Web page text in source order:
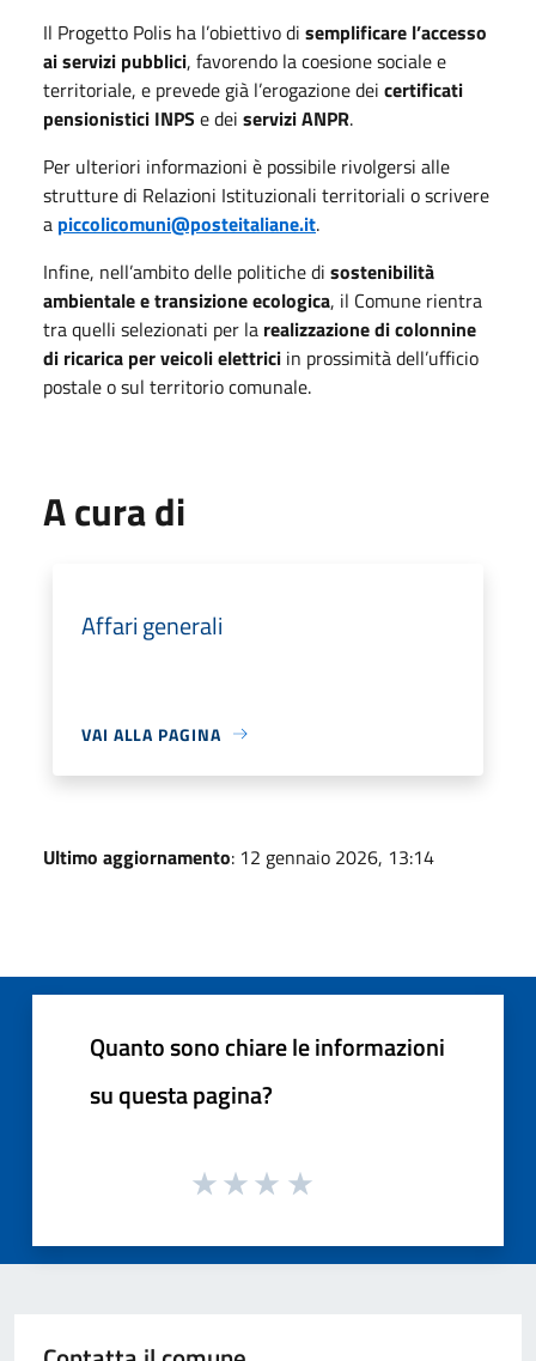
Il Progetto Polis ha l’obiettivo di semplificare l’accesso
ai servizi pubblici, favorendo la coesione sociale e
territoriale, e prevede già l’erogazione dei certificati
pensionistici INPS e dei servizi ANPR.
Per ulteriori informazioni è possibile rivolgersi alle
strutture di Relazioni Istituzionali territoriali o scrivere
a piccolicomuni@posteitaliane.it.
Infine, nell’ambito delle politiche di sostenibilità
ambientale e transizione ecologica, il Comune rientra
tra quelli selezionati per la realizzazione di colonnine
di ricarica per veicoli elettrici in prossimità dell’ufficio
postale o sul territorio comunale.
A cura di
Affari generali
VAI ALLA PAGINA
Ultimo aggiornamento: 12 gennaio 2026, 13:14
Quanto sono chiare le informazioni
su questa pagina?